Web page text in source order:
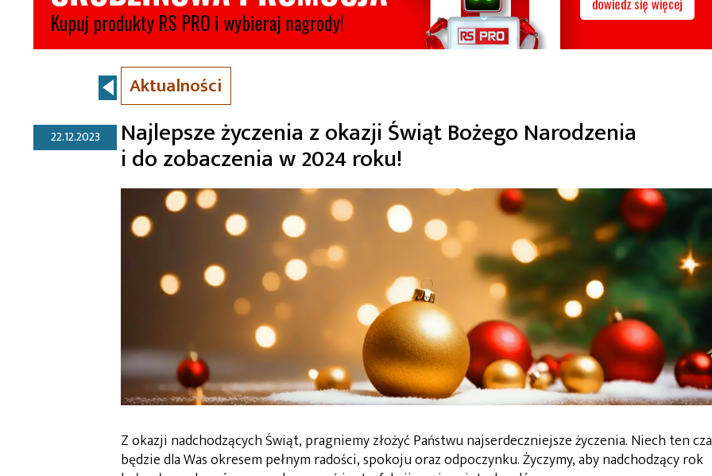
Aktualności
22.12.2023 Najlepsze życzenia z okazji Świąt Bożego Narodzenia
i do zobaczenia w 2024 roku!
Z okazji nadchodzących Świąt, pragniemy złożyć Państwu najserdeczniejsze życzenia. Niech ten
będzie dla Was okresem pełnym radości, spokoju oraz odpoczynku. Życzymy, aby nadchodzący rok